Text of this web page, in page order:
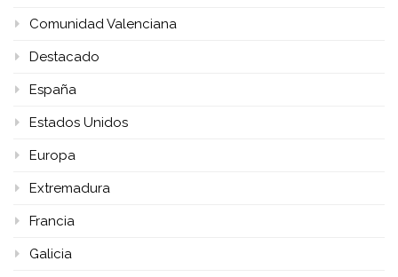
Comunidad Valenciana
Destacado
España
Estados Unidos
Europa
Extremadura
Francia
Galicia